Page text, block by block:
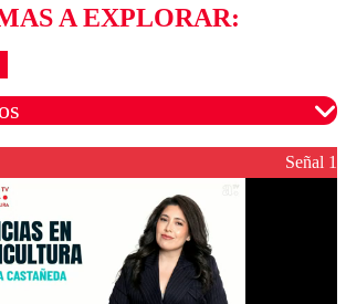
A EXPLORAR:
son moderados para garantizar un
diálogo respetuoso.
Señal 1